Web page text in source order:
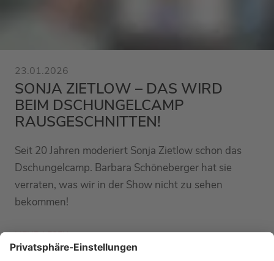
23.01.2026
SONJA ZIETLOW – DAS WIRD
BEIM DSCHUNGELCAMP
RAUSGESCHNITTEN!
Seit 20 Jahren moderiert Sonja Zietlow schon das
Dschungelcamp. Barbara Schöneberger hat sie
verraten, was wir in der Show nicht zu sehen
bekommen!
MEHR LESEN